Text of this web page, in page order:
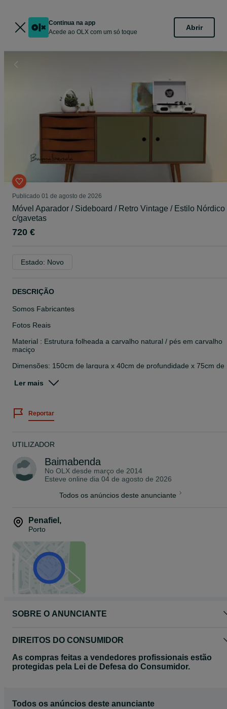
Continua na app
Acede ao OLX com um só toque
Abrir
Publicado 01 de agosto de 2026
Móvel Aparador / Sideboard / Retro Vintage / Estilo Nórdico
c/gavetas
720 €
Estado: Novo
DESCRIÇÃO
Somos Fabricantes
Fotos Reais
Material : Estrutura folheada a carvalho natural / pés em carvalho
maciço
Dimensões: 150cm de largura x 40cm de profundidade x 75cm de
Preço já com IVA incluído à taxa legal em vigor
As peças podem ser levantadas na nossa morada
(Portugal Continental)
Veja os meus outros anúncios (modelos).
Ler mais
Reportar
UTILIZADOR
Baimabenda
No OLX desde março de 2014
Esteve online dia 04 de agosto de 2026
Todos os anúncios deste anunciante
Penafiel ,
Porto
SOBRE O ANUNCIANTE
DIREITOS DO CONSUMIDOR
As compras feitas a vendedores profissionais estão
protegidas pela Lei de Defesa do Consumidor.
Todos os anúncios deste anunciante